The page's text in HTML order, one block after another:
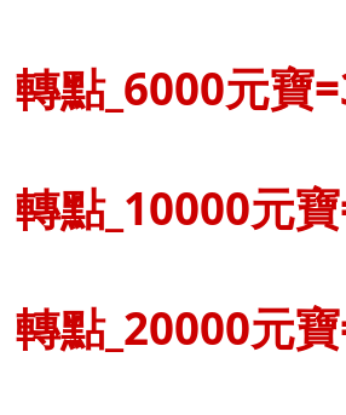
轉點_6000元寶
轉點_10000元
轉點_20000元